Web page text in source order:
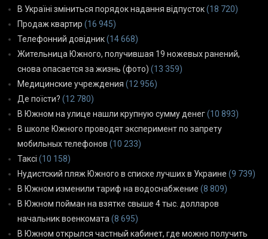
В Україні зміниться порядок надання відпусток(18 720)
Продаж квартир (16 945)
Телефонний довідник(14 668)
Жительница Южного, получившая 19 ножевых ранений,
снова опасается за жизнь (фото) (13 359)
Медицинские учреждения (12 956)
Де поїсти? (12 780)
В Южном на улице нашли крупную сумму денег(10 893)
В школе Южного проводят эксперимент по запрету
мобильных телефонов (10 233)
Таксі (10 158)
Нудистский пляж Южного в списке лучших в Украине (9 739)
В Южном изменили тариф на водоснабжение (8 809)
В Южном пойман на взятке свыше 4 тыс. долларов
начальник военкомата (8 695)
В Южном открылся частный кабинет, где можно получить